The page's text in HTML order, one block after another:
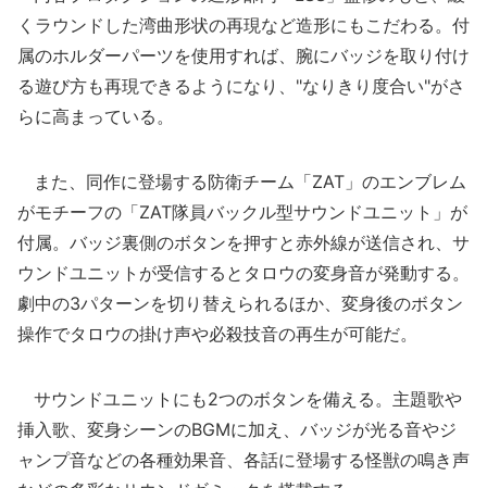
くラウンドした湾曲形状の再現など造形にもこだわる。付
属のホルダーパーツを使用すれば、腕にバッジを取り付け
る遊び方も再現できるようになり、"なりきり度合い"がさ
らに高まっている。
また、同作に登場する防衛チーム「ZAT」のエンブレム
がモチーフの「ZAT隊員バックル型サウンドユニット」が
付属。バッジ裏側のボタンを押すと赤外線が送信され、サ
ウンドユニットが受信するとタロウの変身音が発動する。
劇中の3パターンを切り替えられるほか、変身後のボタン
操作でタロウの掛け声や必殺技音の再生が可能だ。
サウンドユニットにも2つのボタンを備える。主題歌や
挿入歌、変身シーンのBGMに加え、バッジが光る音やジ
ャンプ音などの各種効果音、各話に登場する怪獣の鳴き声